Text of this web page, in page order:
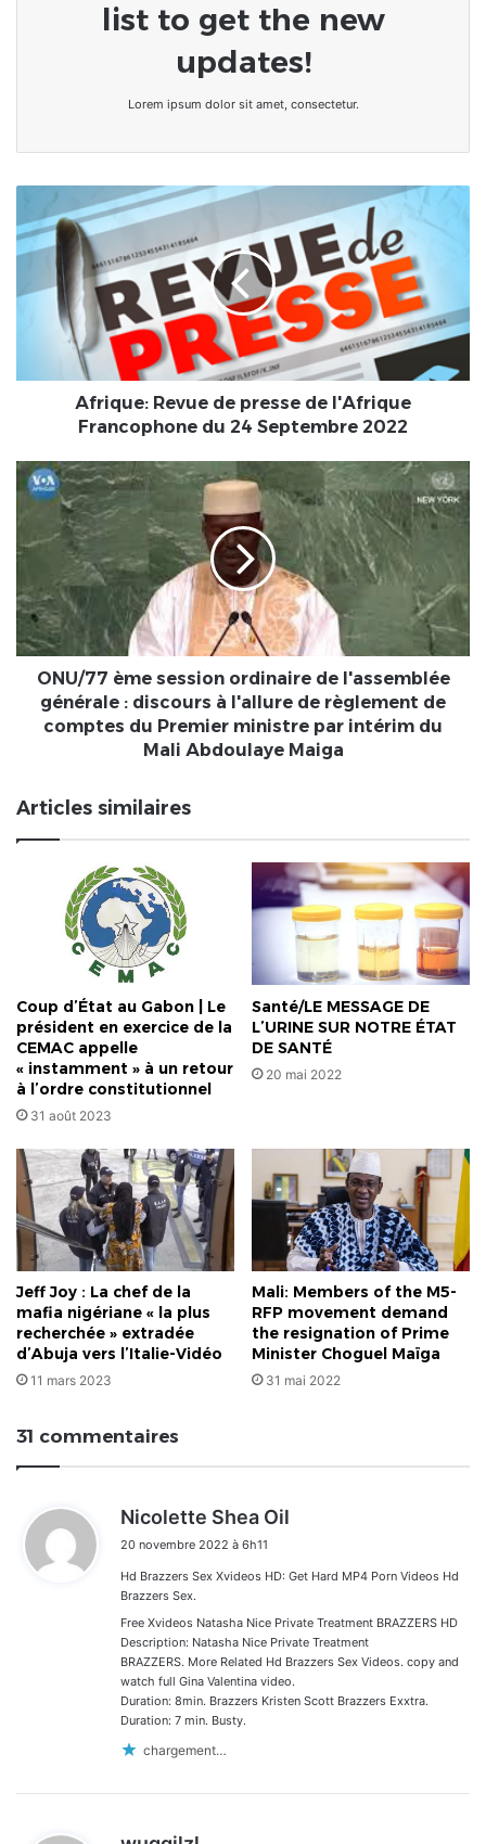
list to get the new
updates!
Lorem ipsum dolor sit amet, consectetur.
Revue
de
l'Afrique
Francophone
24
Afrique: Revue de presse de l'Afrique
Francophone du 24 Septembre 2022
ONU/77
ème
ordinaire
l'assemblée
générale
discours
l'allure
du
Premier
ONU/77 ème session ordinaire de l'assemblée
générale : discours à l'allure de règlement de
comptes du Premier ministre par intérim du
Mali Abdoulaye Maiga
Articles similaires
Coup d’État au Gabon | Le
président en exercice de la
CEMAC appelle
« instamment » à un retour
à l’ordre constitutionnel
31 août 2023
Santé/LE MESSAGE DE
L’URINE SUR NOTRE ÉTAT
DE SANTÉ
20 mai 2022
Jeff Joy : La chef de la
mafia nigériane « la plus
recherchée » extradée
d’Abuja vers l’Italie-Vidéo
11 mars 2023
Mali: Members of the M5-
RFP movement demand
the resignation of Prime
Minister Choguel Maïga
31 mai 2022
31 commentaires
Nicolette Shea Oil
20 novembre 2022 à 6h11
Hd Brazzers Sex Xvideos HD: Get Hard MP4 Porn Videos Hd
Brazzers Sex.
Free Xvideos Natasha Nice Private Treatment BRAZZERS HD
Description: Natasha Nice Private Treatment
BRAZZERS. More Related Hd Brazzers Sex Videos. copy and
watch full Gina Valentina video.
Duration: 8min. Brazzers Kristen Scott Brazzers Exxtra.
Duration: 7 min. Busty.
chargement…